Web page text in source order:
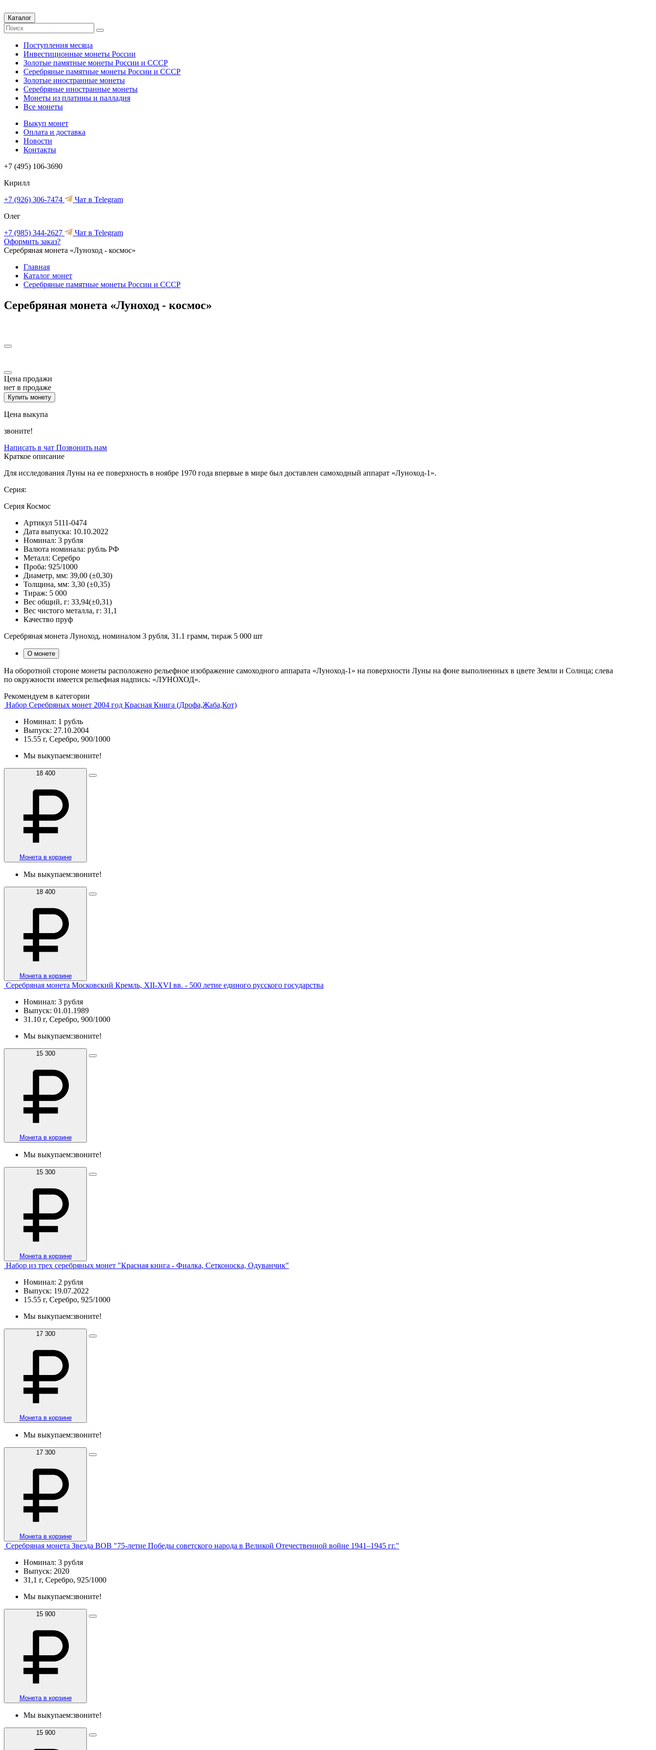
Каталог
Поступления месяца
Инвестиционные монеты России
Золотые памятные монеты России и СССР
Серебряные памятные монеты России и СССР
Золотые иностранные монеты
Серебряные иностранные монеты
Монеты из платины и палладия
Все монеты
Выкуп монет
Оплата и доставка
Новости
Контакты
+7 (495) 106-3690
Кирилл
+7 (926) 306-7474
Чат в Telegram
Олег
+7 (985) 344-2627
Чат в Telegram
Оформить заказ?
Серебряная монета «Луноход - космос»
Главная
Каталог монет
Серебряные памятные монеты России и СССР
Серебряная монета «Луноход - космос»
Цена продажи
нет в продаже
Купить монету
Цена выкупа
звоните!
Написать в чат Позвонить нам
Краткое описание
Для исследования Луны на ее поверхность в ноябре 1970 года впервые в мире был доставлен самоходный аппарат «Луноход-1».
Серия:
Серия Космос
Артикул 5111-0474
Дата выпуска: 10.10.2022
Номинал: 3 рубля
Валюта номинала: рубль РФ
Металл: Серебро
Проба: 925/1000
Диаметр, мм: 39,00 (±0,30)
Толщина, мм: 3,30 (±0,35)
Тираж: 5 000
Вес общий, г: 33,94(±0,31)
Вес чистого металла, г: 31,1
Качество пруф
Серебряная монета Луноход, номиналом 3 рубля, 31.1 грамм, тираж 5 000 шт
О монете
На оборотной стороне монеты расположено рельефное изображение самоходного аппарата «Луноход-1» на поверхности Луны на фоне выполненных в цвете Земли и Солнца; слева
по окружности имеется рельефная надпись: «ЛУНОХОД».
Рекомендуем в категории
Набор Серебряных монет 2004 год Красная Книга (Дрофа,Жаба,Кот)
Номинал: 1 рубль
Выпуск: 27.10.2004
15.55 г, Серебро, 900/1000
Мы выкупаем:звоните!
18 400
Монета в корзине
Мы выкупаем:звоните!
18 400
Монета в корзине
Серебряная монета Московский Кремль, XII-XVI вв. - 500 летие единого русского государства
Номинал: 3 рубля
Выпуск: 01.01.1989
31.10 г, Серебро, 900/1000
Мы выкупаем:звоните!
15 300
Монета в корзине
Мы выкупаем:звоните!
15 300
Монета в корзине
Набор из трех серебряных монет "Красная книга - Фиалка, Сетконоска, Одуванчик"
Номинал: 2 рубля
Выпуск: 19.07.2022
15.55 г, Серебро, 925/1000
Мы выкупаем:звоните!
17 300
Монета в корзине
Мы выкупаем:звоните!
17 300
Монета в корзине
Серебряная монета Звезда ВОВ "75-летие Победы советского народа в Великой Отечественной войне 1941–1945 гг."
Номинал: 3 рубля
Выпуск: 2020
31,1 г, Серебро, 925/1000
Мы выкупаем:звоните!
15 900
Монета в корзине
Мы выкупаем:звоните!
15 900